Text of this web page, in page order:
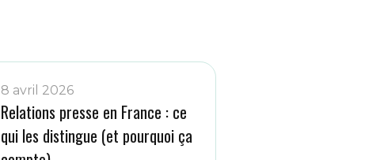
8 avril 2026
Relations presse en France : ce
qui les distingue (et pourquoi ça